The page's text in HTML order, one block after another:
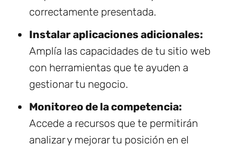
correctamente presentada.
Instalar aplicaciones adicionales:
Amplía las capacidades de tu sitio web
con herramientas que te ayuden a
gestionar tu negocio.
Monitoreo de la competencia:
Accede a recursos que te permitirán
analizar y mejorar tu posición en el